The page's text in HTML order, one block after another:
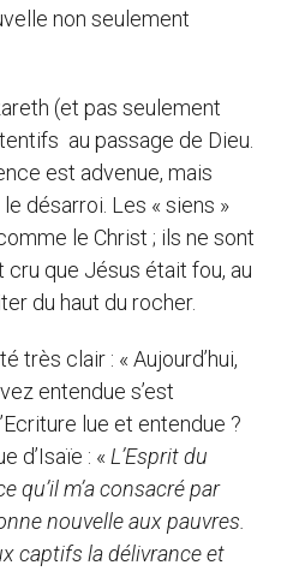
non seulement
(et pas seulement
au passage de Dieu.
est advenue, mais
désarroi. Les « siens »
le Christ ; ils ne sont
cru que Jésus était fou, au
du haut du rocher.
clair : « Aujourd’hui,
entendue s’est
lue et entendue ?
d’Isaïe : « L’Esprit du
qu’il m’a consacré par
nouvelle aux pauvres.
captifs la délivrance et